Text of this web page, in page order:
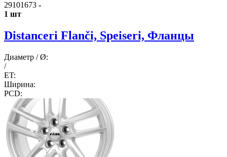
29101673 -
1 шт
Distanceri Flanči, Speiseri, Фланцы
Диаметр / Ø:
/
ET:
Ширина:
PCD: